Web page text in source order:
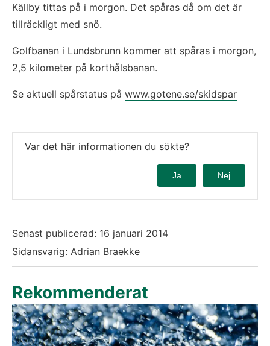
Källby tittas på i morgon. Det spåras då om det är
tillräckligt med snö.
Golfbanan i Lundsbrunn kommer att spåras i morgon,
2,5 kilometer på korthålsbanan.
Se aktuell spårstatus på www.gotene.se/skidspar
Var det här informationen du sökte?
Ja Nej
Senast publicerad: 16 januari 2014
Sidansvarig: Adrian Braekke
Rekommenderat